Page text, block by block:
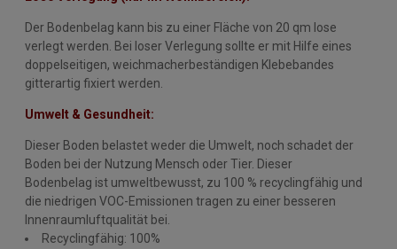
Der Bodenbelag kann bis zu einer Fläche von 20 qm lose
verlegt werden. Bei loser Verlegung sollte er mit Hilfe eines
doppelseitigen, weichmacherbeständigen Klebebandes
gitterartig fixiert werden.
Umwelt & Gesundheit:
Dieser Boden belastet weder die Umwelt, noch schadet der
Boden bei der Nutzung Mensch oder Tier. Dieser
Bodenbelag ist umweltbewusst, zu 100 % recyclingfähig und
die niedrigen VOC-Emissionen tragen zu einer besseren
Innenraumluftqualität bei.
Recyclingfähig: 100%